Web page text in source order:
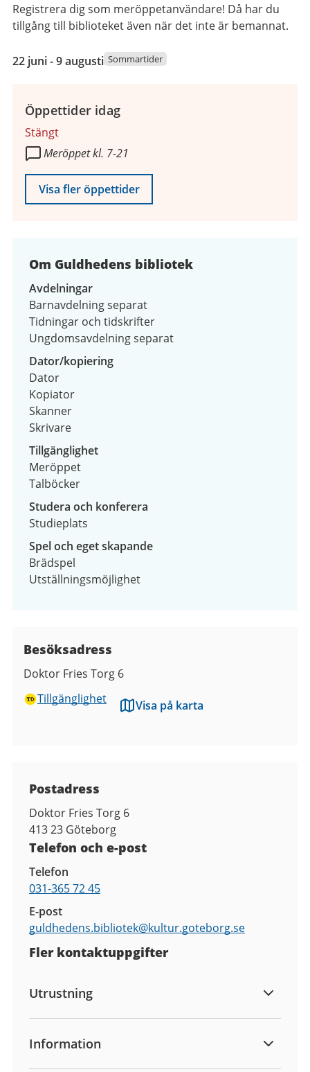
Registrera dig som meröppetanvändare! Då har du
tillgång till biblioteket även när det inte är bemannat.
22
juni
augusti
2026
22 juni - 9 augusti Sommartider
Öppettider idag
Stängt
Meröppet kl. 7-21
Visa fler öppettider
Om Guldhedens bibliotek
Avdelningar
Barnavdelning separat
Tidningar och tidskrifter
Ungdomsavdelning separat
Dator/kopiering
Dator
Kopiator
Skanner
Skrivare
Tillgänglighet
Meröppet
Talböcker
Studera och konferera
Studieplats
Spel och eget skapande
Brädspel
Utställningsmöjlighet
Besöksadress
Doktor Fries Torg 6
Tillgänglighet
Visa på karta
Postadress
Doktor Fries Torg 6
413 23 Göteborg
Telefon och e-post
Telefon
031-365 72 45
E-post
guldhedens.bibliotek@kultur.goteborg.se
Fler kontaktuppgifter
Utrustning
Information